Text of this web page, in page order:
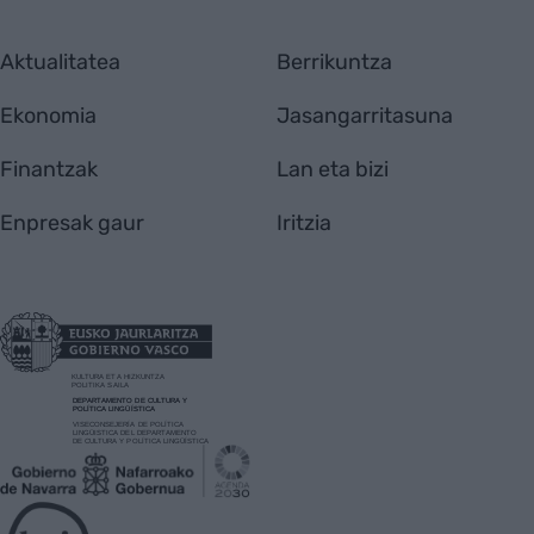
Aktualitatea
Ekonomia
Finantzak
Enpresak gaur
Berrikuntza
Jasangarritasuna
Lan eta bizi
Iritzia